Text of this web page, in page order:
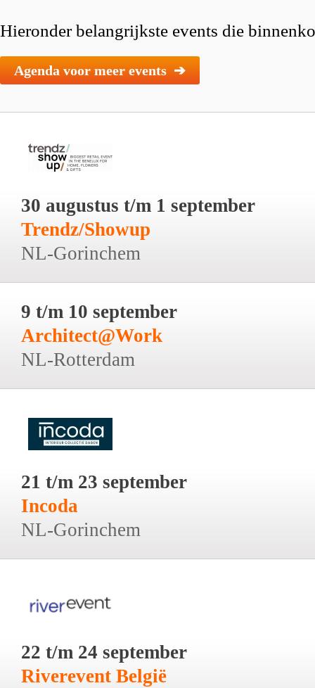
Hieronder belangrijkste events die
Agenda voor meer events ➔
30 augustus t/m 1 september
Trendz/Showup
NL-Gorinchem
9 t/m 10 september
Architect@Work
NL-Rotterdam
21 t/m 23 september
Incoda
NL-Gorinchem
22 t/m 24 september
Riverevent België